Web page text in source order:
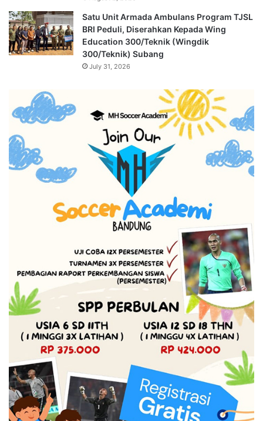
Satu Unit Armada Ambulans Program TJSL
BRI Peduli, Diserahkan Kepada Wing
Education 300/Teknik (Wingdik
300/Teknik) Subang
July 31, 2026